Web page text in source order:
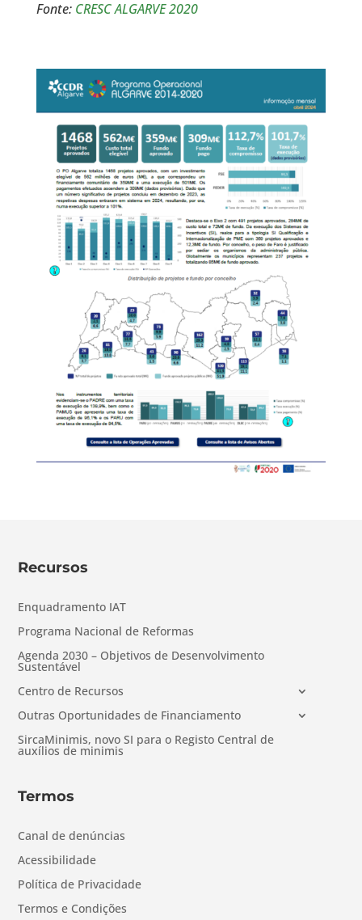
Fonte: CRESC ALGARVE 2020
Recursos
Enquadramento IAT
Programa Nacional de Reformas
Agenda 2030 – Objetivos de Desenvolvimento
Sustentável
Centro de Recursos
Outras Oportunidades de Financiamento
SircaMinimis, novo SI para o Registo Central de
auxílios de minimis
Termos
Canal de denúncias
Acessibilidade
Política de Privacidade
Termos e Condições